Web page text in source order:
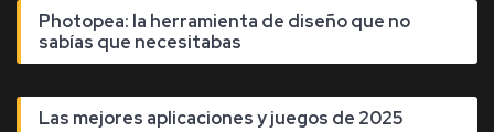
Photopea: la herramienta de diseño que no
sabías que necesitabas
Las mejores aplicaciones y juegos de 2025